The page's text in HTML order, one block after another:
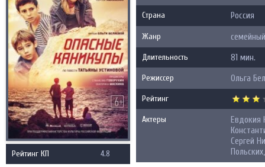
Рейтинг КП 4.8
Страна Россия
Жанр
Длительность 81 мин.
Режиссер Ольга
Рейтинг
Актеры
Евдокия
Сергей